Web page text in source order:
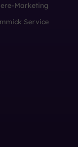
Marketing
Service